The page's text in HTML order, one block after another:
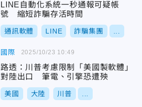
LINE自動化系統一秒通報可疑帳
號 縮短詐騙存活時間
通訊軟體 LINE 詐騙集團
國際
路透：川普考慮限制「美國製軟體」
對陸出口 筆電、引擎恐遭殃
美國 大陸 川普
2025/10/23 10:49